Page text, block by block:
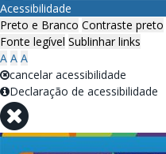
Acessibilidade
Preto e Branco Contraste preto
Fonte legível Sublinhar links
A A A
cancelar acessibilidade
Declaração de acessibilidade